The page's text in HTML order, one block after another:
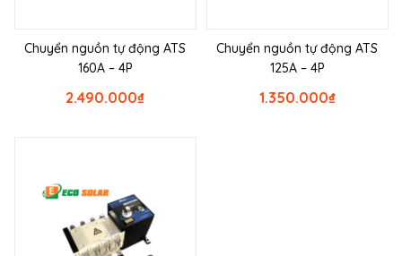
Chuyển nguồn tự động ATS
160A – 4P
₫
2.490.000
Chuyển nguồn tự động ATS
125A – 4P
₫
1.350.000